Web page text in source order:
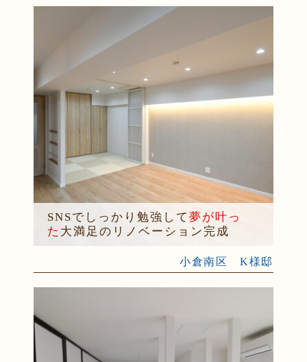
SNSでしっかり勉強して 夢が叶っ
た 大満足のリノベーション完成
小倉南区 K様邸